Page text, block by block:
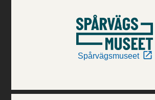
Spårvägsmuseet